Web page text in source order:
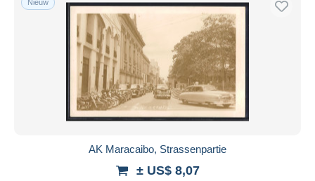
Nieuw
AK Maracaibo, Strassenpartie
± US$ 8,07